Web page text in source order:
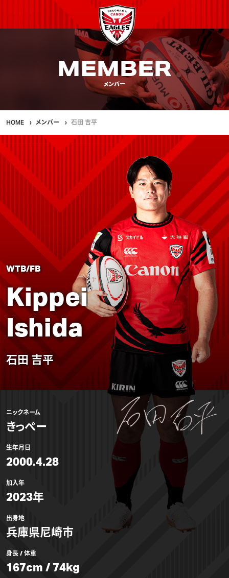
MEMBER
メンバー
HOME メンバー 石田 吉平
WTB/FB
Kippei
Ishida
石田 吉平
ニックネーム
きっぺー
生年月日
2000.4.28
加入年
2023年
出身地
兵庫県尼崎市
身長 / 体重
167cm / 74kg